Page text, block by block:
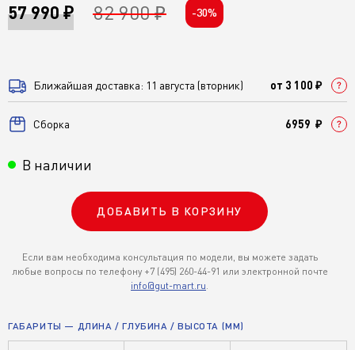
57 990 ₽ 82 900 ₽ -30%
Ближайшая доставка: 11 августа (вторник) от 3 100 ₽
Cборка 6959 ₽
В наличии
ДОБАВИТЬ В КОРЗИНУ
Если вам необходима консультация по модели, вы можете задать
любые вопросы по телефону +7 (495) 260-44-91 или электронной почте
info@gut-mart.ru.
ГАБАРИТЫ — ДЛИНА / ГЛУБИНА / ВЫСОТА (ММ)